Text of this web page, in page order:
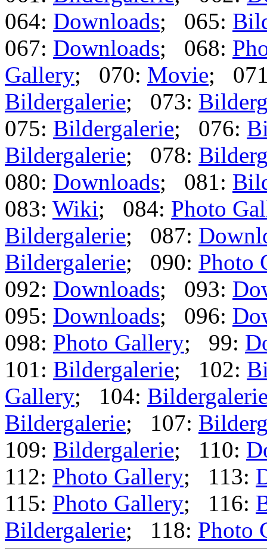
064: Downloads; 065:
067: Downloads; 068:
Gallery; 070: Movie;
Bildergalerie; 073:
075: Bildergalerie; 076:
Bildergalerie; 078:
080: Downloads; 081:
083: Wiki; 084: Photo
Bildergalerie; 087:
Bildergalerie; 090: Photo
092: Downloads; 093:
095: Downloads; 096:
098: Photo Gallery; 99:
101: Bildergalerie; 102:
Gallery; 104:
Bildergalerie; 107:
109: Bildergalerie; 110:
112: Photo Gallery; 113:
115: Photo Gallery; 116:
Bildergalerie; 118: Photo